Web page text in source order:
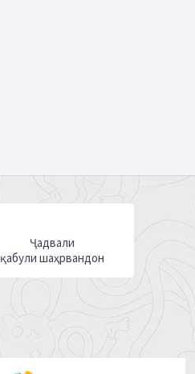
Ҷадвали
қабули шаҳрвандон